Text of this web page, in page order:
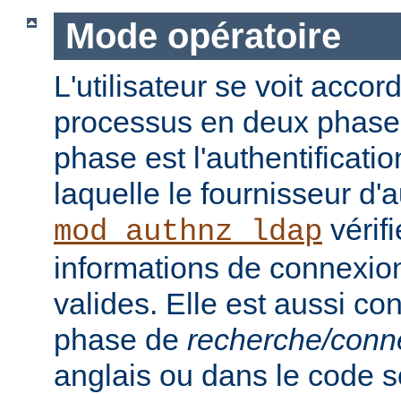
Mode opératoire
L'utilisateur se voit
processus en deux
phase est
laquelle le fournisseur
mod_authnz_ldap
informations de
valides. Elle est aussi
phase de recherche/
anglais ou dans le code